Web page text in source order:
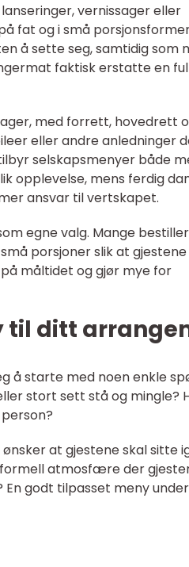
vernissager eller
fat og i små
å sette seg, samtidig som
faktisk erstatte en
med forrett, hovedrett
eller andre anledninger
selskapsmenyer både
opplevelse, mens ferdig
ansvar til vertskapet.
egne valg. Mange
porsjoner slik at
måltidet og gjør mye for
til ditt
å starte med noen enkle
stort sett stå og mingle?
at gjestene skal sitte
atmosfære der
En godt tilpasset meny